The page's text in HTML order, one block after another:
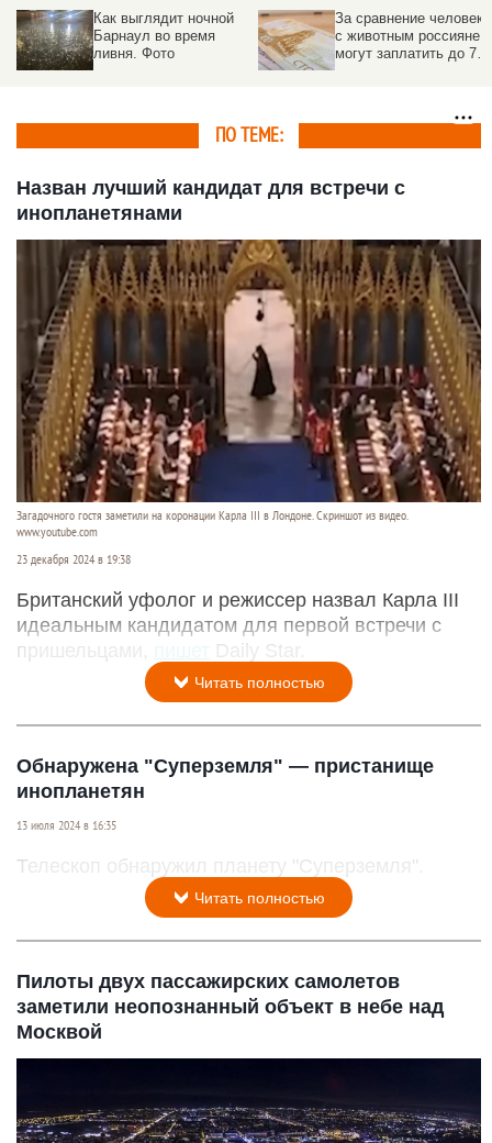
Как выглядит ночной
Барнаул во время
ливня. Фото
За сравнение человека
с животным россияне
могут заплатить до 700
ПО ТЕМЕ:
Назван лучший кандидат для встречи с
инопланетянами
Загадочного гостя заметили на коронации Карла III в Лондоне. Скриншот из видео.
www.youtube.com
23 декабря 2024 в 19:38
Британский уфолог и режиссер назвал Карла III
идеальным кандидатом для первой встречи с
пришельцами,
Daily Star.
Читать полностью
Обнаружена "Суперземля" — пристанище
инопланетян
13 июля 2024 в 16:35
Телескоп обнаружил планету "Суперземля".
Читать полностью
Пилоты двух пассажирских самолетов
заметили неопознанный объект в небе над
Москвой